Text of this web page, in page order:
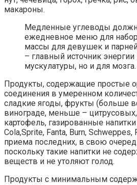
макароны.
Медленные углеводы
ежедневное меню для
массы для девушек и
– главный источник
мускулатуры, но и для мозга.
Продукты, содержащие простые
соединения в умеренном
сладкие ягоды, фрукты (больше
винограде, меньше –
картофель, газированные
Cola,Sprite, Fanta, Burn,
приема последних, в свою
поскольку такие напитки не
веществ и не утоляют голод.
Продукты с минимальным